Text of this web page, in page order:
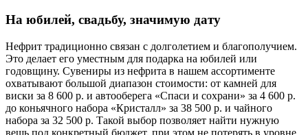
На юбилей, свадьбу, значимую дату
Нефрит традиционно связан с долголетием и благополучием.
Это делает его уместным для подарка на юбилей или
годовщину. Сувениры из нефрита в нашем ассортименте
охватывают большой диапазон стоимости: от камней для
виски за 8 600 р. и автооберега «Спаси и сохрани» за 4 600 р.
до коньячного набора «Кристалл» за 38 500 р. и чайного
набора за 32 500 р. Такой выбор позволяет найти нужную